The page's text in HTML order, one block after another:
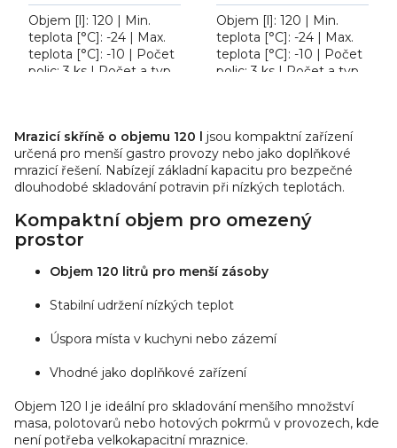
Objem [l]: 120 | Min.
teplota [°C]: -24 | Max.
teplota [°C]: -10 | Počet
polic: 3 ks | Počet a typ
Objem [l]: 120 | Min.
teplota [°C]: -24 | Max.
teplota [°C]: -10 | Počet
polic: 3 ks | Počet a typ
v
l
á
d
c
p
v
y
ý
p
i
s
Mrazicí skříně o objemu 120 l jsou kompaktní zařízení
určená pro menší gastro provozy nebo jako doplňkové
mrazicí řešení. Nabízejí základní kapacitu pro bezpečné
dlouhodobé skladování potravin při nízkých teplotách.
Kompaktní objem pro omezený
prostor
Objem 120 litrů pro menší zásoby
Stabilní udržení nízkých teplot
Úspora místa v kuchyni nebo zázemí
Vhodné jako doplňkové zařízení
Objem 120 l je ideální pro skladování menšího množství
masa, polotovarů nebo hotových pokrmů v provozech, kde
není potřeba velkokapacitní mraznice.